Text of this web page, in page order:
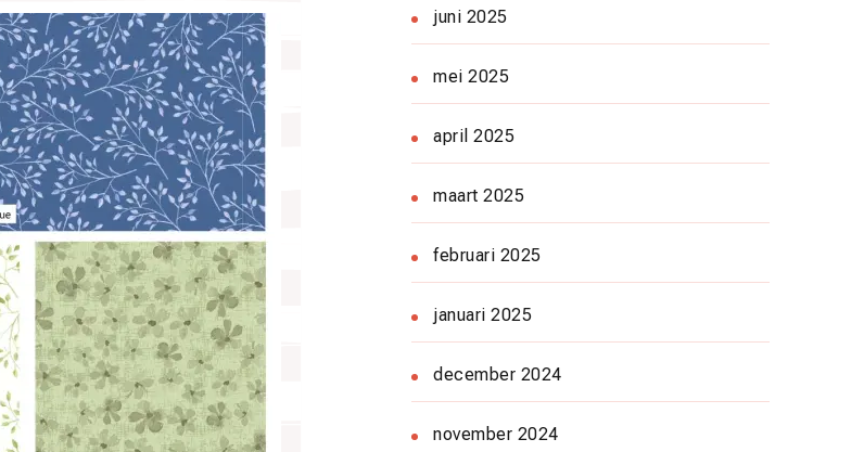
juni 2025
mei 2025
april 2025
maart 2025
februari 2025
januari 2025
december 2024
november 2024